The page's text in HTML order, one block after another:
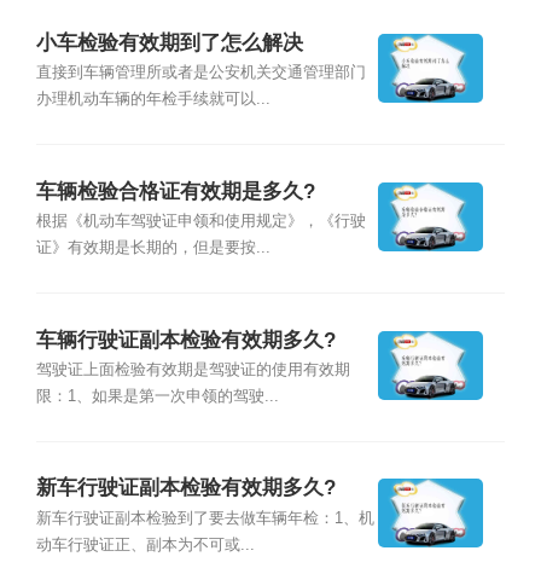
小车检验有效期到了怎么解决
直接到车辆管理所或者是公安机关交通管理部门
办理机动车辆的年检手续就可以...
车辆检验合格证有效期是多久?
根据《机动车驾驶证申领和使用规定》，《行驶
证》有效期是长期的，但是要按...
车辆行驶证副本检验有效期多久?
驾驶证上面检验有效期是驾驶证的使用有效期
限：1、如果是第一次申领的驾驶...
新车行驶证副本检验有效期多久?
新车行驶证副本检验到了要去做车辆年检：1、机
动车行驶证正、副本为不可或...